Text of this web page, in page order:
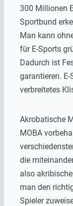
300 Millionen
Sportbund
Man kann
für E-Sports
Dadurch ist
garantieren.
verbreitetes
Akrobatische
MOBA
die
also
man den
Spieler